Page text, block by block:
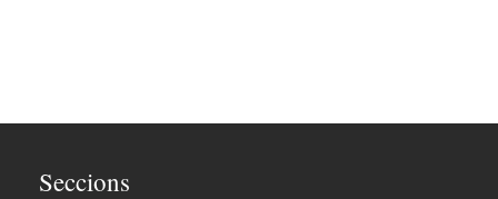
Seccions